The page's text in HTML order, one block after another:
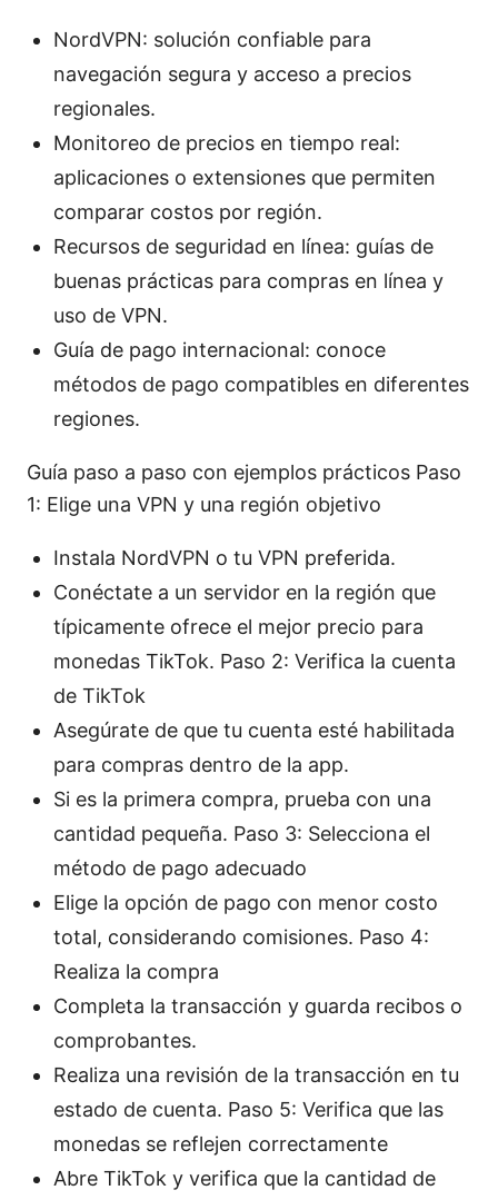
NordVPN: solución confiable para
navegación segura y acceso a precios
regionales.
Monitoreo de precios en tiempo real:
aplicaciones o extensiones que permiten
comparar costos por región.
Recursos de seguridad en línea: guías de
buenas prácticas para compras en línea y
uso de VPN.
Guía de pago internacional: conoce
métodos de pago compatibles en diferentes
regiones.
Guía paso a paso con ejemplos prácticos Paso
1: Elige una VPN y una región objetivo
Instala NordVPN o tu VPN preferida.
Conéctate a un servidor en la región que
típicamente ofrece el mejor precio para
monedas TikTok. Paso 2: Verifica la cuenta
de TikTok
Asegúrate de que tu cuenta esté habilitada
para compras dentro de la app.
Si es la primera compra, prueba con una
cantidad pequeña. Paso 3: Selecciona el
método de pago adecuado
Elige la opción de pago con menor costo
total, considerando comisiones. Paso 4:
Realiza la compra
Completa la transacción y guarda recibos o
comprobantes.
Realiza una revisión de la transacción en tu
estado de cuenta. Paso 5: Verifica que las
monedas se reflejen correctamente
Abre TikTok y verifica que la cantidad de